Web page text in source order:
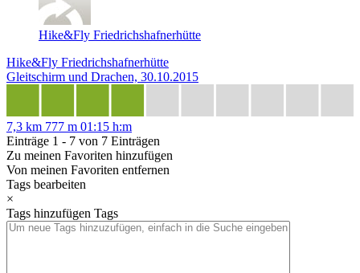
Hike&Fly Friedrichshafnerhütte
Hike&Fly Friedrichshafnerhütte
Gleitschirm und Drachen, 30.10.2015
7,3 km 777 m 01:15 h:m
Einträge 1 - 7 von 7 Einträgen
Zu meinen Favoriten hinzufügen
Von meinen Favoriten entfernen
Tags bearbeiten
×
Tags hinzufügen Tags